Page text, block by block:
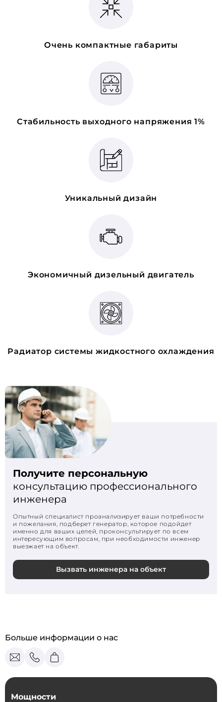
Очень компактные габариты
Стабильность выходного напряжения 1%
Уникальный дизайн
Экономичный дизельный двигатель
Радиатор системы жидкостного охлаждения
Получите персональную
консультацию профессионального
инженера
Опытный специалист проанализирует ваши потребности
и пожелания, подберет генератор, которое подойдет
именно для ваших целей, проконсультирует по всем
интересующим вопросам, при необходимости инженер
выезжает на объект.
Вызвать инженера на объект
Больше информации о нас
Мощности